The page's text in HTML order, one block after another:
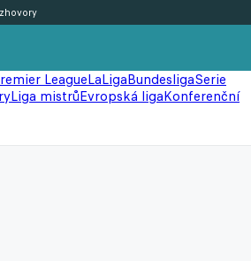
LeagueLaLigaBundesligaSerie
Liga mistrůEvropská ligaKonferenční